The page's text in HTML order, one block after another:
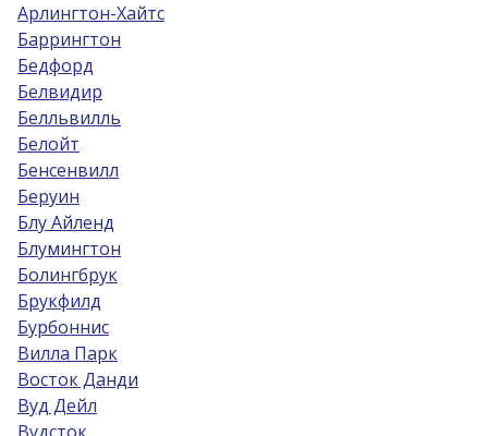
Арлингтон-Хайтс
Баррингтон
Бедфорд
Белвидир
Белльвилль
Белойт
Бенсенвилл
Беруин
Блу Айленд
Блумингтон
Болингбрук
Брукфилд
Бурбоннис
Вилла Парк
Восток Данди
Вуд Дейл